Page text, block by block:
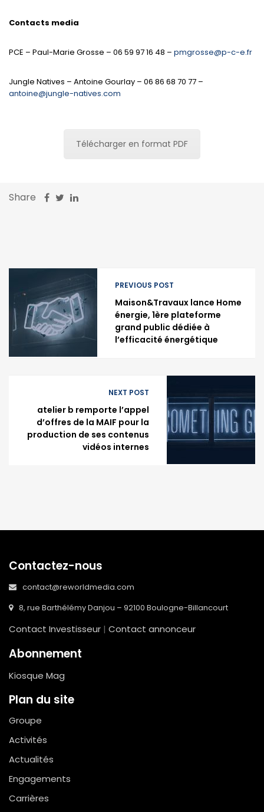
Contacts media
PCE – Paul-Marie Grosse – 06 59 97 16 48 – pmgrosse@p-c-e.fr
Jungle Natives – Antoine Gourlay – 06 86 68 70 77 –
antoine@jungle-natives.com
Télécharger en format PDF
Share
PREVIOUS POST
Maison&Travaux lance Home
énergie, 1ère plateforme
grand public dédiée à
l’efficacité énergétique
NEXT POST
atelier b remporte l’appel
d’offres de la MAIF pour la
production de ses contenus
vidéos internes
Contactez-nous
contact@reworldmedia.com
8, rue Barthélémy Danjou – 92100 Boulogne-Billancourt
Contact Investisseur | Contact annonceur
Abonnement
Kiosque Mag
Plan du site
Groupe
Activités
Actualités
Engagements
Carrières